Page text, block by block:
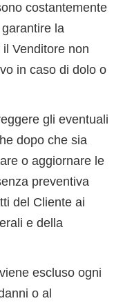
costantemente
la
Venditore non
in caso di dolo o
gli eventuali
dopo che sia
o aggiornare le
preventiva
del Cliente ai
e della
escluso ogni
o al